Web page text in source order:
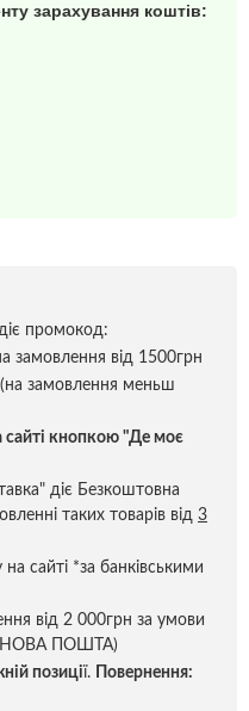
зарахування коштів:
промокод:
замовлення від 1500грн
(на замовлення меньш
сайті кнопкою "Де моє
діє Безкоштовна
таких товарів від 3
сайті *за банківськими
від 2 000грн за умови
НОВА ПОШТА)
позиції.
Повернення: